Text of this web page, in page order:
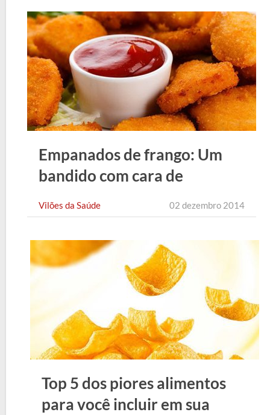
Empanados de frango: Um
bandido com cara de
Vilões da Saúde 02 dezembro 2014
Top 5 dos piores alimentos
para você incluir em sua